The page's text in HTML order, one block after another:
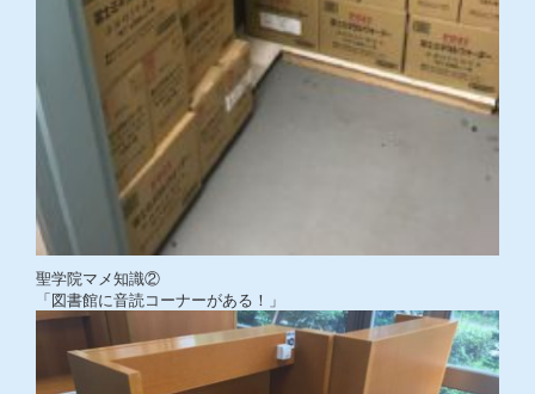
聖学院マメ知識②
「図書館に音読コーナーがある！」